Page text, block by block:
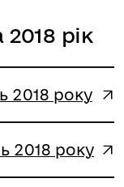
2018 рік
2018 року
2018 року